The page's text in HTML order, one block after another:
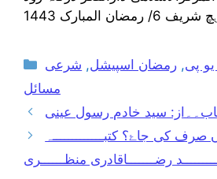
رمضان المبارک 1443
Categories پی, رمضان اسپیشل, شرعی
مسائل
سید خادم رسول عینی
کی جاۓ؟ کتبـــــــــــــہ
رضـــــــاقادری منظــــــری